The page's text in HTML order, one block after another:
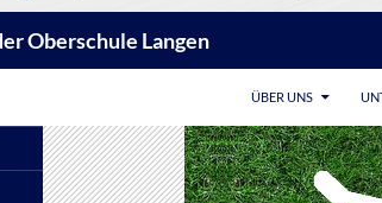
Oberschule Langen
ÜBER UNS